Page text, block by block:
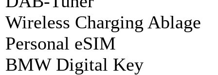
Wireless Charging Ablage
Personal eSIM
BMW Digital Key